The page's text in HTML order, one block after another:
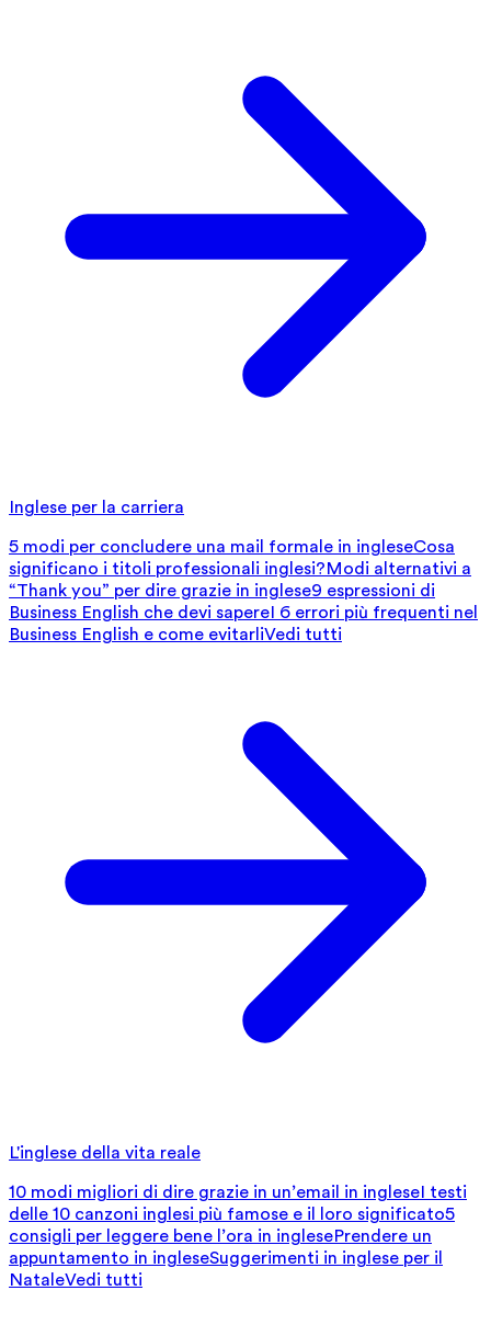
Inglese per la carriera
5 modi per concludere una mail formale in ingleseCosa
significano i titoli professionali inglesi?Modi alternativi a
“Thank you” per dire grazie in inglese9 espressioni di
Business English che devi sapereI 6 errori più frequenti nel
Business English e come evitarliVedi tutti
L'inglese della vita reale
10 modi migliori di dire grazie in un’email in ingleseI testi
delle 10 canzoni inglesi più famose e il loro significato5
consigli per leggere bene l’ora in inglesePrendere un
appuntamento in ingleseSuggerimenti in inglese per il
NataleVedi tutti